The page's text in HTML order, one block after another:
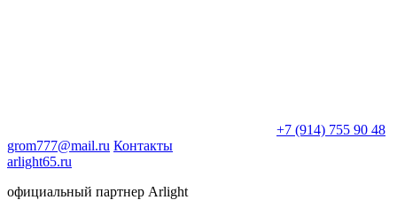
+7 (914) 755 90 48
grom777@mail.ru Контакты
arlight65.ru
официальный партнер Arlight